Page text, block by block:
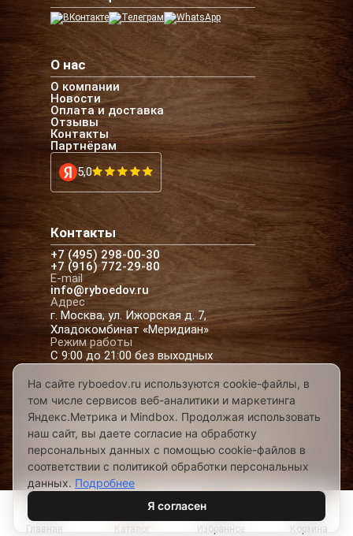
О нас
О компании
Новости
Оплата и доставка
Отзывы
Контакты
Партнёрам
5,0
Контакты
+7 (495) 298-00-30
+7 (916) 772-29-80
E-mail
info@ryboedov.ru
Адрес
г. Москва, ул. Ижорская д. 7,
Хладокомбинат «Меридиан»
Режим работы
С 9:00 до 21:00 без выходных
© 2026,Рыбоедовъ— доставка рыбы и
морепродуктов в Москве
Предложения на сайте не являются офертой
Разработано в
Главная Каталог Избранное Корзина
На сайте ryboedov.ru используются cookie-файлы, в
том числе сервисов веб-аналитики и маркетинга
Яндекс.Метрика и Mindbox. Продолжая использовать
наш сайт, вы даете согласие на обработку
персональных данных с помощью cookie-файлов в
соответствии с политикой обработки персональных
данных. Подробнее
Я согласен